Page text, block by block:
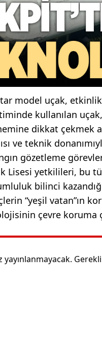
model uçak, etkinlik
kullanılan
dikkat çekmek
ve teknik
gözetleme
Lisesi yetkilileri, bu
bilinci
“yeşil vatan”ın
çevre koruma